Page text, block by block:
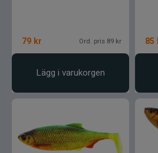
79 kr Ord. pris 89 kr
Lägg i varukorgen
85